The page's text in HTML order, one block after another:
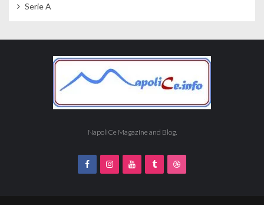
Serie A
NapoliCe Magazine and Blog.